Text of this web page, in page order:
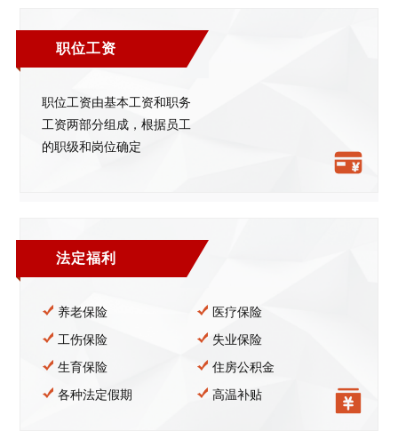
职位工资
职位工资由基本工资和职务
工资两部分组成，根据员工
的职级和岗位确定
法定福利
养老保险 医疗保险
工伤保险 失业保险
生育保险 住房公积金
各种法定假期 高温补贴